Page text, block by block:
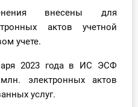
внесены для
актов учетной
учете.
2023 года в ИС ЭСФ
электронных актов
услуг.